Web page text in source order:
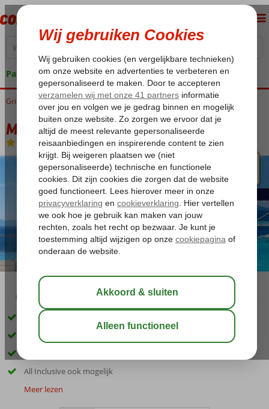
Pakketgarantie
Home
Griekenland Kos Kos-Stad Michelangelo Resort & Spa
Michelangelo Resort & Spa
Halfpension-Hotel
03:45 aug 32°C
Luxe en modern hotel in Griekse stijl
Schitterend uitzicht over zee
All Inclusive ook mogelijk
Meer lezen